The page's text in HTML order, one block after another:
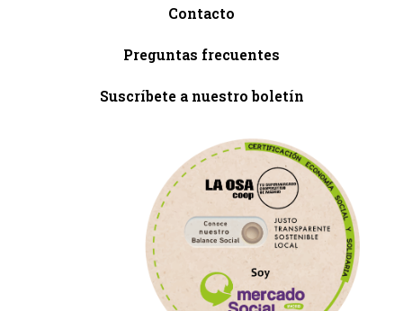
Contacto
Preguntas frecuentes
Suscríbete a nuestro boletín